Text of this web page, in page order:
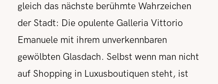
gleich das nächste berühmte Wahrzeichen
der Stadt: Die opulente Galleria Vittorio
Emanuele mit ihrem unverkennbaren
gewölbten Glasdach. Selbst wenn man nicht
auf Shopping in Luxusboutiquen steht, ist